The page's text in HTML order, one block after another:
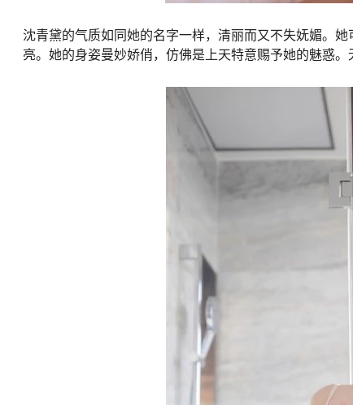
沈青黛的气质如同她的名字一样，清丽而又不失妩媚。
亮。她的身姿曼妙娇俏，仿佛是上天特意赐予她的魅惑